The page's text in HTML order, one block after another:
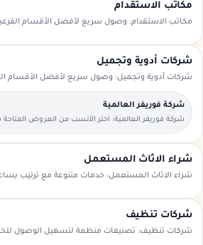
مكاتب الاستقدام
مكاتب الاستقدام: وصول سريع لأفضل الأقسام
شركات أدوية وتجميل
شركات أدوية وتجميل: وصول سريع لأفضل الأقسام
شركة فوريفر العالمية
شركة فوريفر العالمية: اختر الأنسب من العروض
شراء الاثاث المستعمل
شراء الاثاث المستعمل: خدمات متنوعة مع ترتيب
شركات تنظيف
شركات تنظيف: تصنيفات منظمة لتسهيل الوصول